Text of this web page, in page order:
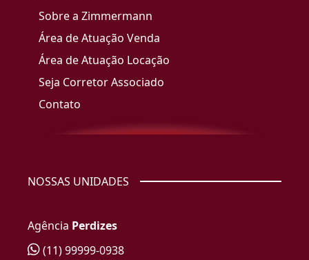
Sobre a Zimmermann
Área de Atuação Venda
Área de Atuação Locação
Seja Corretor Associado
Contato
NOSSAS UNIDADES
Agência Perdizes
(11) 99999-0938